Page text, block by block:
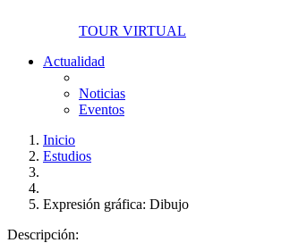
TOUR VIRTUAL
Actualidad
Noticias
Eventos
Inicio
Estudios
Expresión gráfica: Dibujo
Descripción: